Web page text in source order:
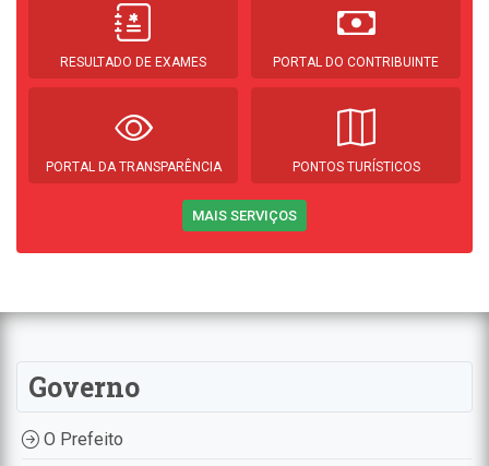
RESULTADO DE EXAMES PORTAL DO CONTRIBUINTE
PORTAL DA TRANSPARÊNCIA PONTOS TURÍSTICOS
MAIS SERVIÇOS
Governo
O Prefeito